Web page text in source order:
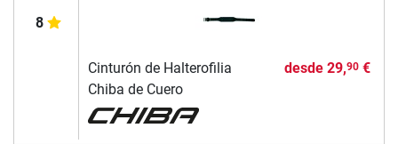
8
Cinturón de Halterofilia
Chiba de Cuero
desde 29,90€